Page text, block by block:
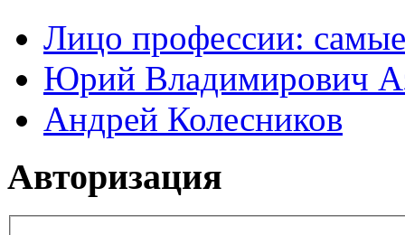
Лицо профессии:
Юрий Владимирович
Андрей Колесников
Авторизация